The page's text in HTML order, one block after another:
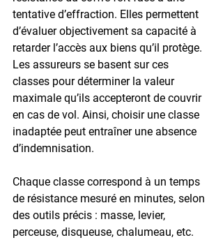
tentative d’effraction. Elles permettent
d’évaluer objectivement sa capacité à
retarder l’accès aux biens qu’il protège.
Les assureurs se basent sur ces
classes pour déterminer la valeur
maximale qu’ils accepteront de couvrir
en cas de vol. Ainsi, choisir une classe
inadaptée peut entraîner une absence
d’indemnisation.
Chaque classe correspond à un temps
de résistance mesuré en minutes, selon
des outils précis : masse, levier,
perceuse, disqueuse, chalumeau, etc.